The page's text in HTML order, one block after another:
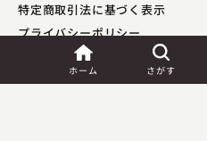
ホーム さがす
特定商取引法に基づく表示
プライバシーポリシー​
外部送信ポリシー